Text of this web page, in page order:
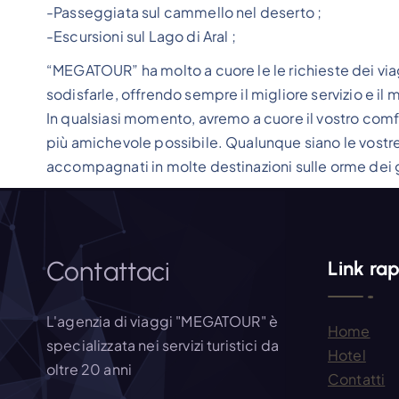
-Passeggiata sul cammello nel deserto ;
-Escursioni sul Lago di Aral ;
“MEGATOUR” ha molto a cuore le le richieste dei
sodisfarle, offrendo sempre il migliore servizio e il
In qualsiasi momento, avremo a cuore il vostro
più amichevole possibile. Qualunque siano le
accompagnati in molte destinazioni sulle orme dei
Contattaci
L'agenzia di viaggi "MEGATOUR" è
specializzata nei servizi turistici da
oltre 20 anni
Link
Home
Hotel
Contatti